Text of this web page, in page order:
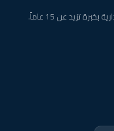
تزيد عن 15 عاماً.